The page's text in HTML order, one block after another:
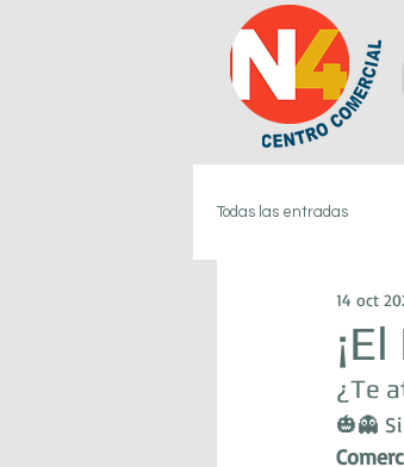
Todas las entradas
14 oct
¿Te
🎃👻